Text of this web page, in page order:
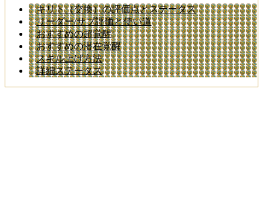
キリト（交換）の評価点とステータス
リーダー/サブ評価と使い道
おすすめの超覚醒
おすすめの潜在覚醒
スキル上げ方法
詳細ステータス